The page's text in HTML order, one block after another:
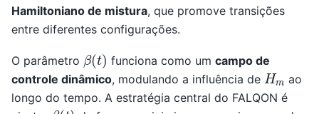
Hamiltoniano de mistura, que promove transições
entre diferentes configurações.
O parâmetro β(t) funciona como um campo de
controle dinâmico, modulando a influência de Hm
ao
longo do tempo. A estratégia central do FALQON é
β(t)